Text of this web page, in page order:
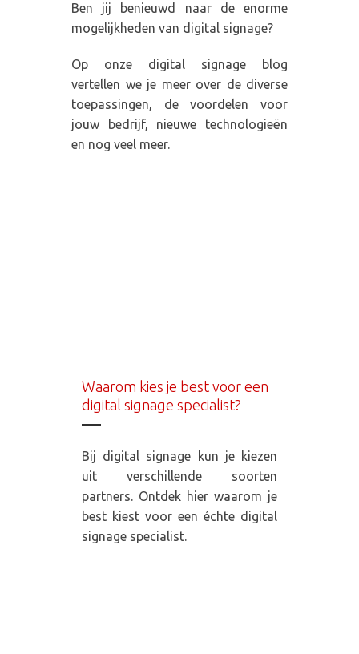
Ben jij benieuwd naar de enorme
mogelijkheden van digital signage?
Op onze digital signage blog
vertellen we je meer over de diverse
toepassingen, de voordelen voor
jouw bedrijf, nieuwe technologieën
en nog veel meer.
Waarom kies je best voor een
digital signage specialist?
Bij digital signage kun je kiezen
uit verschillende soorten
partners. Ontdek hier waarom je
best kiest voor een échte digital
signage specialist.